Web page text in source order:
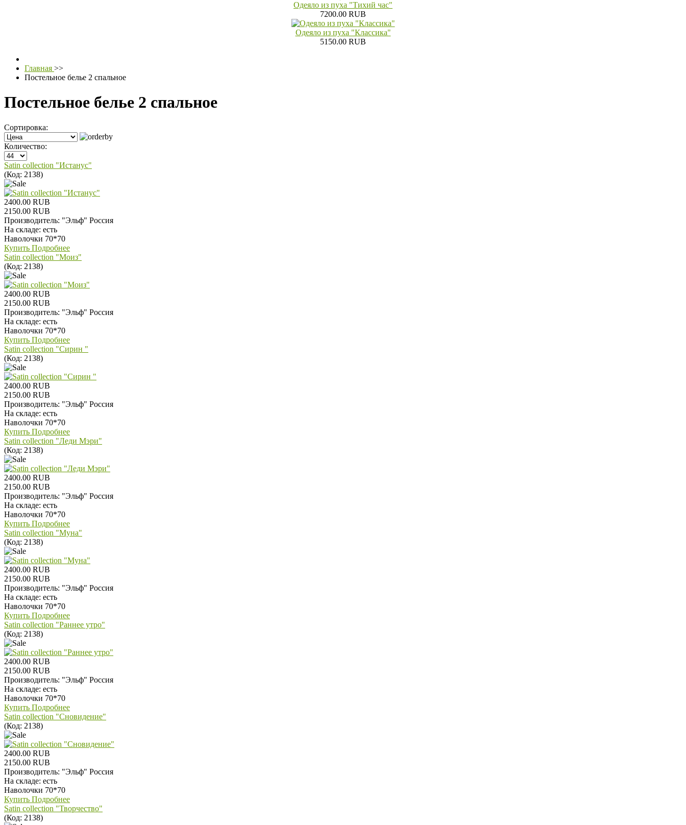
Одеяло из пуха "Тихий час"
7200.00 RUB
Одеяло из пуха "Классика"
5150.00 RUB
Главная >>
Постельное белье 2 спальное
Постельное белье 2 спальное
Сортировка:
Количество:
Satin collection "Истанус"
(Код: 2138)
2400.00 RUB
2150.00 RUB
Производитель: "Эльф" Россия
На складе: есть
Наволочки 70*70
Купить Подробнее
Satin collection "Моиз"
(Код: 2138)
2400.00 RUB
2150.00 RUB
Производитель: "Эльф" Россия
На складе: есть
Наволочки 70*70
Купить Подробнее
Satin collection "Сирин "
(Код: 2138)
2400.00 RUB
2150.00 RUB
Производитель: "Эльф" Россия
На складе: есть
Наволочки 70*70
Купить Подробнее
Satin collection "Леди Мэри"
(Код: 2138)
2400.00 RUB
2150.00 RUB
Производитель: "Эльф" Россия
На складе: есть
Наволочки 70*70
Купить Подробнее
Satin collection "Муна"
(Код: 2138)
2400.00 RUB
2150.00 RUB
Производитель: "Эльф" Россия
На складе: есть
Наволочки 70*70
Купить Подробнее
Satin collection "Раннее утро"
(Код: 2138)
2400.00 RUB
2150.00 RUB
Производитель: "Эльф" Россия
На складе: есть
Наволочки 70*70
Купить Подробнее
Satin collection "Сновидение"
(Код: 2138)
2400.00 RUB
2150.00 RUB
Производитель: "Эльф" Россия
На складе: есть
Наволочки 70*70
Купить Подробнее
Satin collection "Творчество"
(Код: 2138)